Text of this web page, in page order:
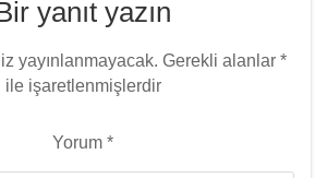
yanıt yazın
yayınlanmayacak. Gerekli alanlar *
ile işaretlenmişlerdir
Yorum *